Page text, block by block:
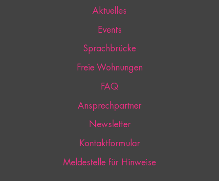
Aktuelles
Events
Sprachbrücke
Freie Wohnungen
FAQ
Ansprechpartner
Newsletter
Kontaktformular
Meldestelle für Hinweise